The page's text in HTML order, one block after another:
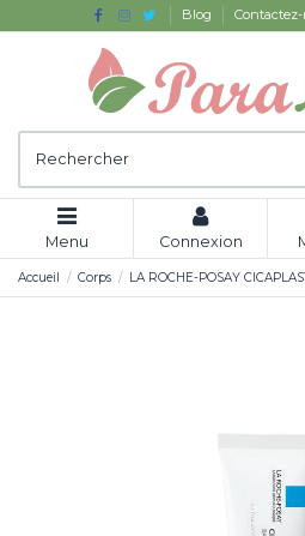
Blog
Menu Connexion
Accueil Corps LA ROCHE-POSAY